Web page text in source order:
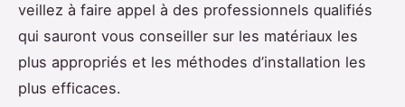
veillez à faire appel à des professionnels qualifiés
qui sauront vous conseiller sur les matériaux les
plus appropriés et les méthodes d’installation les
plus efficaces.